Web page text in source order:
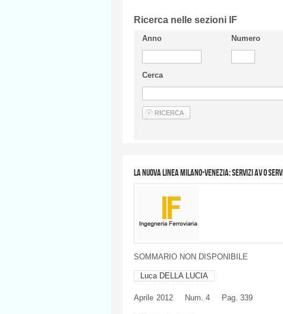
Ricerca nelle sezioni IF
Anno Numero
Cerca
La nuova linea Milano-Venezia: servizi AV o
SOMMARIO NON DISPONIBILE
Luca DELLA LUCIA
Aprile 2012 Num. 4 Pag. 339